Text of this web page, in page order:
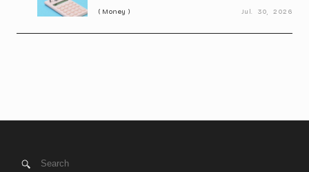
Money Jul. 30, 2026